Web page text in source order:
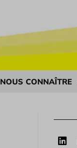
NOUS CONNAÎTRE